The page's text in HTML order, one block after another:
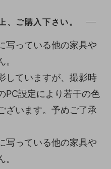
、ご購入下さい。
写っている他の家具や
していますが、撮影時
PC設定により若干の色
ざいます。予めご了承
写っている他の家具や